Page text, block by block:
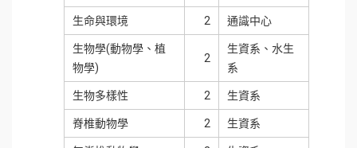
生命與環境 2 通識中心
生物學(動物學、植
物學)
2
生資系、水生
系
生物多樣性 2 生資系
脊椎動物學 2 生資系